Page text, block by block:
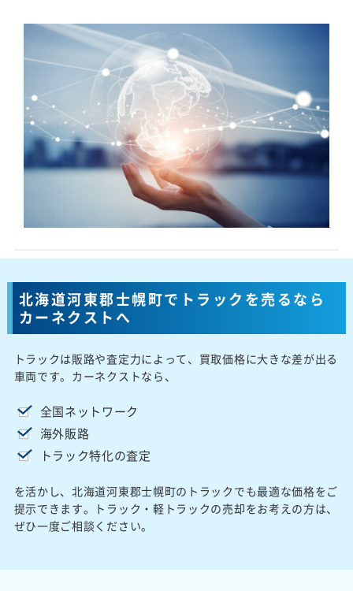
北海道河東郡士幌町でトラックを売るなら
カーネクストへ
トラックは販路や査定力によって、買取価格に大きな差が出る
車両です。カーネクストなら、
全国ネットワーク
海外販路
トラック特化の査定
を活かし、北海道河東郡士幌町のトラックでも最適な価格をご
提示できます。トラック・軽トラックの売却をお考えの方は、
ぜひ一度ご相談ください。